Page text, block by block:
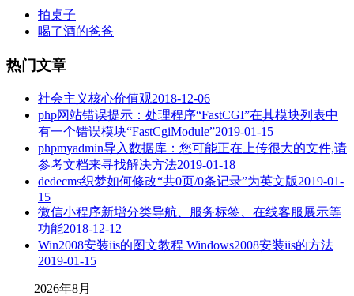
拍桌子
喝了酒的爸爸
热门文章
社会主义核心价值观2018-12-06
php网站错误提示：处理程序“FastCGI”在其模块列表中
有一个错误模块“FastCgiModule”2019-01-15
phpmyadmin导入数据库：您可能正在上传很大的文件,请
参考文档来寻找解决方法2019-01-18
dedecms织梦如何修改“共0页/0条记录”为英文版2019-01-
15
微信小程序新增分类导航、服务标签、在线客服展示等
功能2018-12-12
Win2008安装iis的图文教程 Windows2008安装iis的方法
2019-01-15
2026年8月